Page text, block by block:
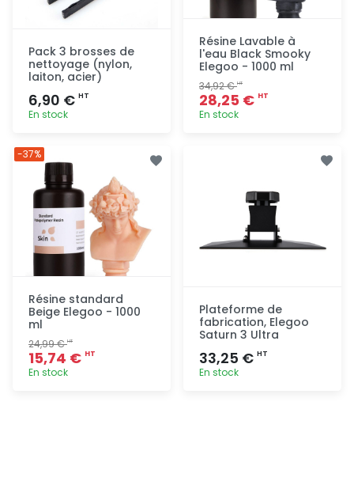
Pack 3 brosses de
nettoyage (nylon,
laiton, acier)
6,90 € HT
En stock
Résine Lavable à
l'eau Black Smooky
Elegoo - 1000 ml
34,92 €HT
28,25 € HT
En stock
Résine standard
Beige Elegoo - 1000
ml
24,99 €HT
15,74 € HT
En stock
-37%
Plateforme de
fabrication, Elegoo
Saturn 3 Ultra
33,25 € HT
En stock